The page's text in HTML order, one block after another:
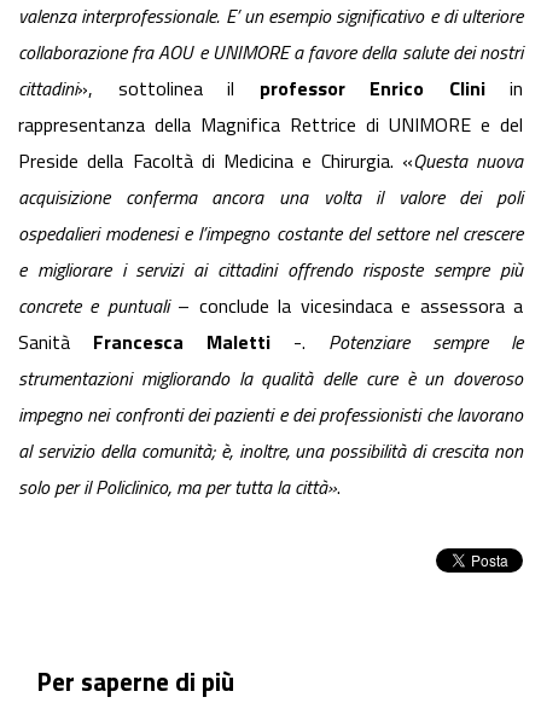
valenza interprofessionale. E’ un esempio significativo e di ulteriore
collaborazione fra AOU e UNIMORE a favore della salute dei nostri
cittadini», sottolinea il professor Enrico Clini in
rappresentanza della Magnifica Rettrice di UNIMORE e del
Preside della Facoltà di Medicina e Chirurgia. «Questa nuova
acquisizione conferma ancora una volta il valore dei poli
ospedalieri modenesi e l’impegno costante del settore nel crescere
e migliorare i servizi ai cittadini offrendo risposte sempre più
concrete e puntuali– conclude la vicesindaca e assessora a
Sanità Francesca Maletti -. Potenziare sempre le
strumentazioni migliorando la qualità delle cure è un doveroso
impegno nei confronti dei pazienti e dei professionisti che lavorano
al servizio della comunità; è, inoltre, una possibilità di crescita non
solo per il Policlinico, ma per tutta la città».
Per saperne di più